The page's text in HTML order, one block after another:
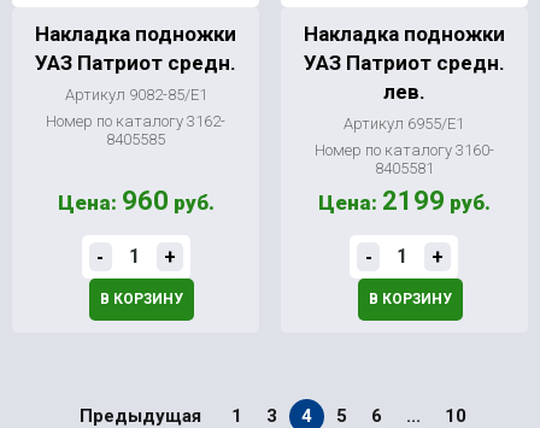
Накладка подножки
УАЗ Патриот средн.
Артикул 9082-85/Е1
Номер по каталогу 3162-
8405585
Цена: 960 руб.
- +
В КОРЗИНУ
Накладка подножки
УАЗ Патриот средн.
лев.
Артикул 6955/Е1
Номер по каталогу 3160-
8405581
Цена: 2199 руб.
- +
В КОРЗИНУ
Предыдущая 1 3 4 5 6 ...
10